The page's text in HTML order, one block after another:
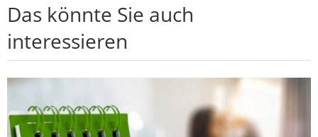
Das könnte Sie auch
interessieren